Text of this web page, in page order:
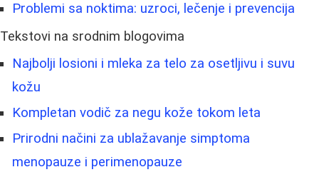
Problemi sa noktima: uzroci, lečenje i prevencija
Tekstovi na srodnim blogovima
Najbolji losioni i mleka za telo za osetljivu i suvu
kožu
Kompletan vodič za negu kože tokom leta
Prirodni načini za ublažavanje simptoma
menopauze i perimenopauze